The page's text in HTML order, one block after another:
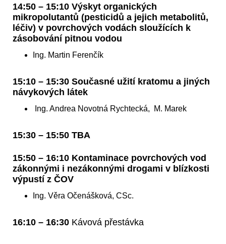
14:50 – 15:10 Výskyt organických
mikropolutantů (pesticidů a jejich metabolitů,
léčiv) v povrchových vodách sloužících k
zásobování pitnou vodou
Ing. Martin Ferenčík
15:10 – 15:30 Současné užití kratomu a jiných
návykových látek
Ing. Andrea Novotná Rychtecká, M. Marek
15:30 – 15:50 TBA
15:50 – 16:10 Kontaminace povrchových vod
zákonnými i nezákonnými drogami v blízkosti
výpustí z ČOV
Ing. Věra Očenášková, CSc.
16:10 – 16:30 Kávová přestávka